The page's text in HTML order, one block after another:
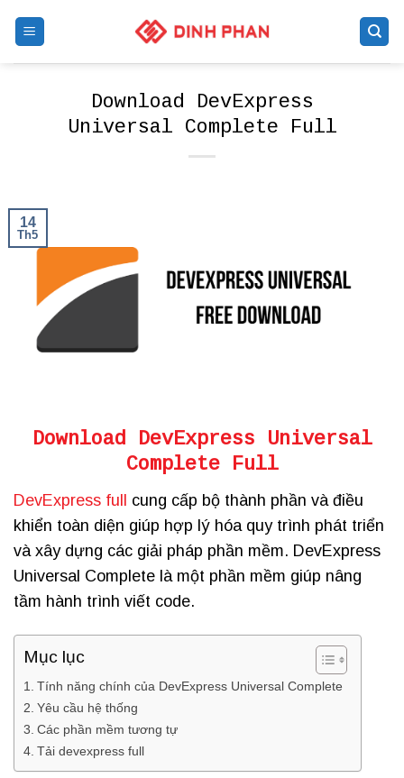
Download DevExpress
Universal Complete Full
14
Th5
Download DevExpress Universal
Complete Full
DevExpress full cung cấp bộ thành phần và điều
khiển toàn diện giúp hợp lý hóa quy trình phát triển
và xây dựng các giải pháp phần mềm. DevExpress
Universal Complete là một phần mềm giúp nâng
tầm hành trình viết code.
Mục lục
Tính năng chính của DevExpress Universal Complete
Yêu cầu hệ thống
Các phần mềm tương tự
Tải devexpress full